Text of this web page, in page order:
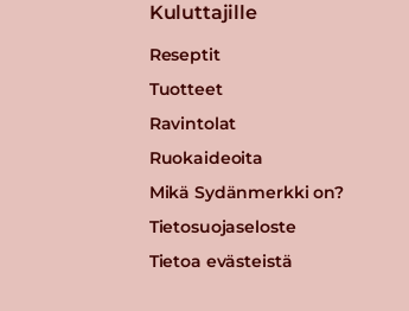
Kuluttajille
Reseptit
Tuotteet
Ravintolat
Ruokaideoita
Mikä Sydänmerkki on?
Tietosuojaseloste
Tietoa evästeistä